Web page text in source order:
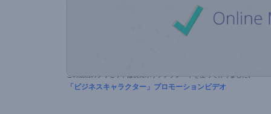
この動画のプリセットは次に示すテンプレートを使って作りました。
「ビジネスキャラクター」プロモーションビデオ